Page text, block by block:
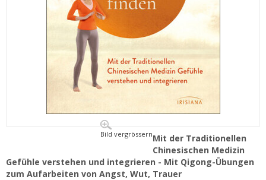
Bild vergrössernMit der Traditionellen
Chinesischen Medizin
Gefühle verstehen und integrieren - Mit Qigong-Übungen
zum Aufarbeiten von Angst, Wut, Trauer